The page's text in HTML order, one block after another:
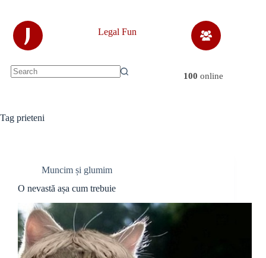
content
J Legal Fun
100 online
Tag prieteni
Muncim și glumim
O nevastă așa cum trebuie